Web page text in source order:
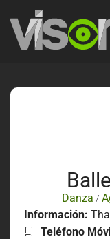
Danza /
Información:
Teléfono